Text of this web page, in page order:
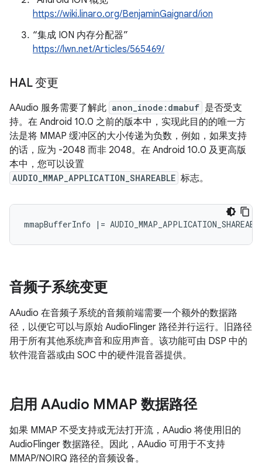
https://wiki.linaro.org/BenjaminGaignard/ion
“集成 ION 内存分配器”
https://lwn.net/Articles/565469/
HAL 变更
AAudio 服务需要了解此 anon_inode:dmabuf 是否受支
持。在 Android 10.0 之前的版本中，实现此目的的唯一方
法是将 MMAP 缓冲区的大小传递为负数，例如，如果支持
的话，应为 -2048 而非 2048。在 Android 10.0 及更高版
本中，您可以设置
AUDIO_MMAP_APPLICATION_SHAREABLE 标志。
mmapBufferInfo |=
音频子系统变更
AAudio 在音频子系统的音频前端需要一个额外的数据路
径，以便它可以与原始 AudioFlinger 路径并行运行。旧路径
用于所有其他系统声音和应用声音。该功能可由 DSP 中的
软件混音器或由 SOC 中的硬件混音器提供。
启用 AAudio MMAP 数据路径
如果 MMAP 不受支持或无法打开流，AAudio 将使用旧的
AudioFlinger 数据路径。因此，AAudio 可用于不支持
MMAP/NOIRQ 路径的音频设备。